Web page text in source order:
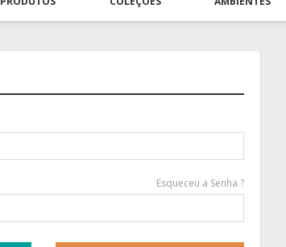
Esqueceu a Senha ?